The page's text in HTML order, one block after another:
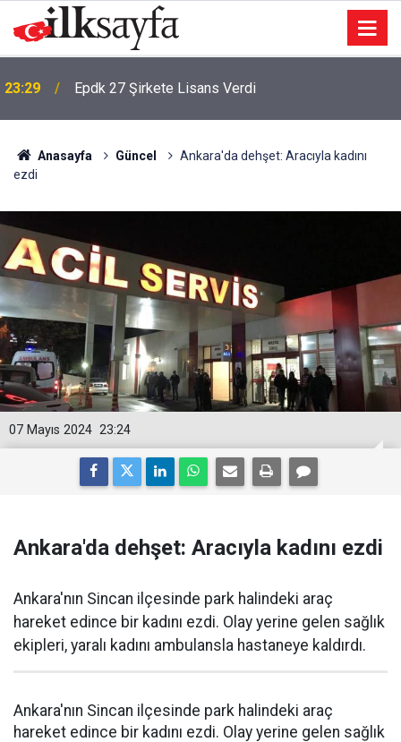
23:29 Epdk 27 Şirkete Lisans Verdi
Anasayfa Güncel
Ankara'da dehşet: Aracıyla kadını
ezdi
23:24
07 Mayıs 2024
Ankara'da dehşet: Aracıyla kadını ezdi
Ankara'nın Sincan ilçesinde park halindeki araç
hareket edince bir kadını ezdi. Olay yerine gelen sağlık
ekipleri, yaralı kadını ambulansla hastaneye kaldırdı.
Ankara'nın Sincan ilçesinde park halindeki araç
hareket edince bir kadını ezdi. Olay yerine gelen sağlık